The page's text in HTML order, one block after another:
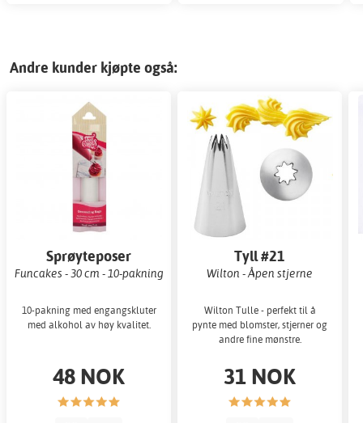
Andre kunder kjøpte også:
Sprøyteposer
Funcakes - 30 cm - 10-pakning
10-pakning med engangskluter
med alkohol av høy kvalitet.
48 NOK
Tyll #21
Wilton - Åpen stjerne
Wilton Tulle - perfekt til å
pynte med blomster, stjerner og
andre fine mønstre.
31 NOK